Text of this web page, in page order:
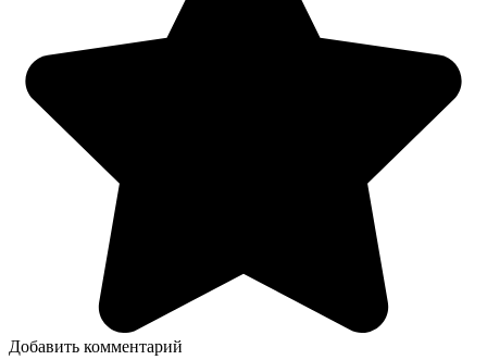
Добавить комментарий